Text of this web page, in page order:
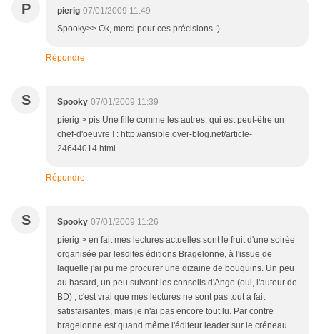
P pierig 07/01/2009 11:49
Spooky>> Ok, merci pour ces précisions :)
Répondre
S Spooky 07/01/2009 11:39
pierig > pis Une fille comme les autres, qui est peut-être un
chef-d'oeuvre ! : http://ansible.over-blog.net/article-
24644014.html
Répondre
S Spooky 07/01/2009 11:26
pierig > en fait mes lectures actuelles sont le fruit d'une soirée
organisée par lesdites éditions Bragelonne, à l'issue de
laquelle j'ai pu me procurer une dizaine de bouquins. Un peu
au hasard, un peu suivant les conseils d'Ange (oui, l'auteur de
BD) ; c'est vrai que mes lectures ne sont pas tout à fait
satisfaisantes, mais je n'ai pas encore tout lu. Par contre
bragelonne est quand même l'éditeur leader sur le créneau